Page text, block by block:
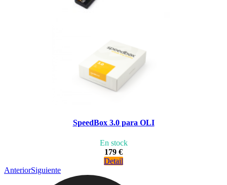
SpeedBox 3.0 para OLI
En stock
179 €
Detail
AnteriorSiguiente